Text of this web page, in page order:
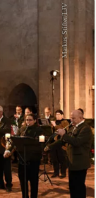
Markus Stifter/LJV